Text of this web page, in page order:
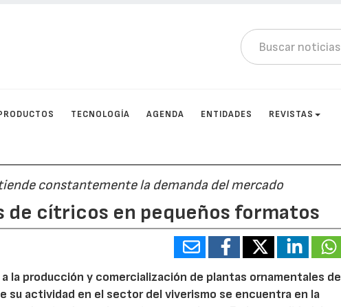
TECNOLOGÍA AGENDA ENTIDADES REVISTAS
constantemente la demanda del mercado
de cítricos en pequeños formatos
la producción y comercialización de plantas ornamentales de
su actividad en el sector del viverismo se encuentra en la